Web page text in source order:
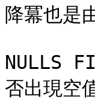
降冪也是
NULLS
否出現空